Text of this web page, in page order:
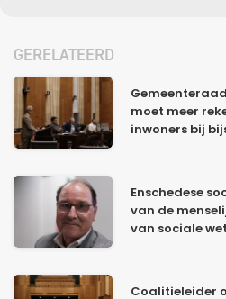
GERELATEERD
moet meer
inwoners bij
Enschedese
van de
van sociale
Coalitieleider